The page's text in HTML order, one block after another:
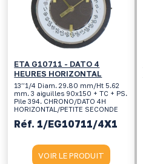
ETA G10711 - DATO 4
HEURES HORIZONTAL
13’’1/4 Diam. 29.80 mm/Ht 5.62
mm. 3 aiguilles 90x150 + TC + PS.
Pile 394. CHRONO/DATO 4H
HORIZONTAL/PETITE SECONDE
Réf. 1/EG10711/4X1
VOIR LE PRODUIT